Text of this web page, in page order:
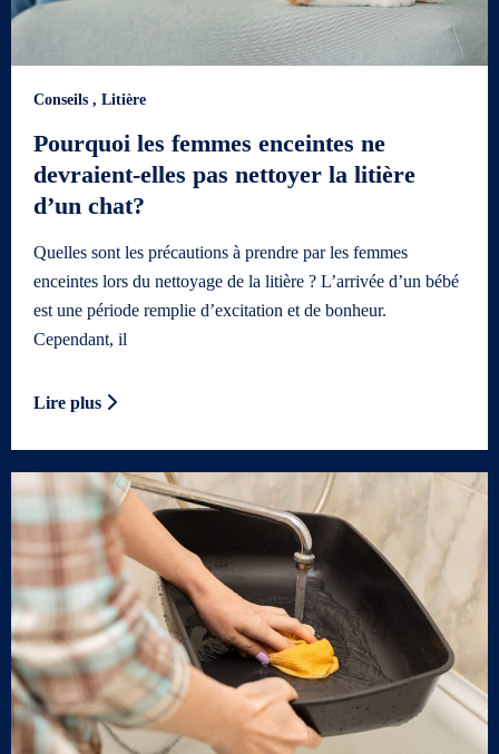
Conseils , Litière
Pourquoi les femmes enceintes ne
devraient-elles pas nettoyer la litière
d’un chat?
Quelles sont les précautions à prendre par les femmes
enceintes lors du nettoyage de la litière ? L’arrivée d’un bébé
est une période remplie d’excitation et de bonheur.
Cependant, il
Lire plus